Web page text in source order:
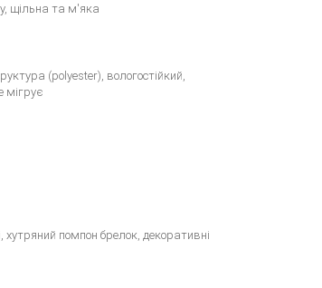
щільна та м'яка
(polyester), вологостійкий,
мігрує
хутряний помпон брелок, декоративні